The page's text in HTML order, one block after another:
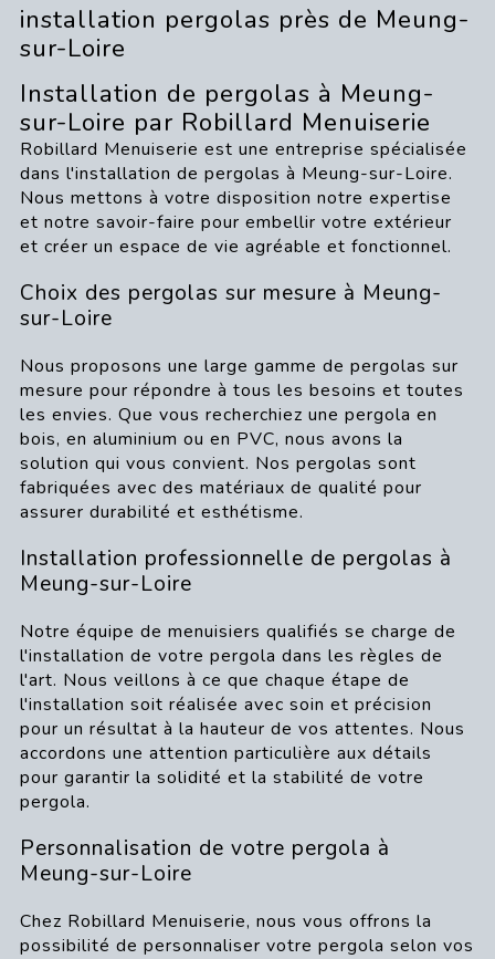
installation pergolas près de Meung-
sur-Loire
Installation de pergolas à Meung-
sur-Loire par Robillard Menuiserie
Robillard Menuiserie est une entreprise spécialisée
dans l'installation de pergolas à Meung-sur-Loire.
Nous mettons à votre disposition notre expertise
et notre savoir-faire pour embellir votre extérieur
et créer un espace de vie agréable et fonctionnel.
Choix des pergolas sur mesure à Meung-
sur-Loire
Nous proposons une large gamme de pergolas sur
mesure pour répondre à tous les besoins et toutes
les envies. Que vous recherchiez une pergola en
bois, en aluminium ou en PVC, nous avons la
solution qui vous convient. Nos pergolas sont
fabriquées avec des matériaux de qualité pour
assurer durabilité et esthétisme.
Installation professionnelle de pergolas à
Meung-sur-Loire
Notre équipe de menuisiers qualifiés se charge de
l'installation de votre pergola dans les règles de
l'art. Nous veillons à ce que chaque étape de
l'installation soit réalisée avec soin et précision
pour un résultat à la hauteur de vos attentes. Nous
accordons une attention particulière aux détails
pour garantir la solidité et la stabilité de votre
pergola.
Personnalisation de votre pergola à
Meung-sur-Loire
Chez Robillard Menuiserie, nous vous offrons la
possibilité de personnaliser votre pergola selon vos